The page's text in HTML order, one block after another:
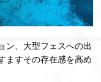
ン、⼤型フェスへの出
ますその存在感を⾼め